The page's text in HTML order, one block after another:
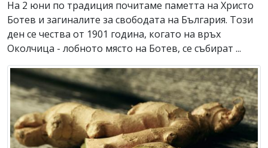
На 2 юни по традиция почитаме паметта на Христо
Ботев и загиналите за свободата на България. Този
ден се чества от 1901 година, когато на връх
Околчица - лобното място на Ботев, се събират ...